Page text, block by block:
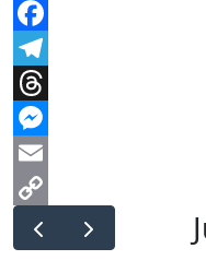
WhatsApp
Facebook
Telegram
Threads
Messenger
Email
Copy
Link